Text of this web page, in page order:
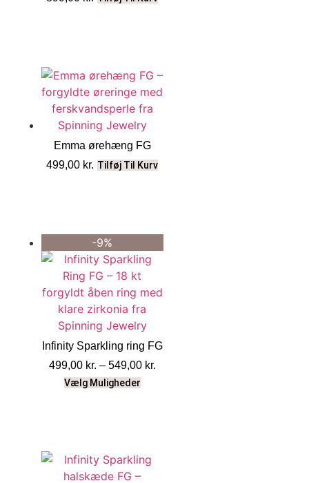
Emma ørehæng FG
499,00 kr. Tilføj Til Kurv
-9%
Infinity Sparkling ring FG
499,00 kr. – 549,00 kr.
Vælg Muligheder